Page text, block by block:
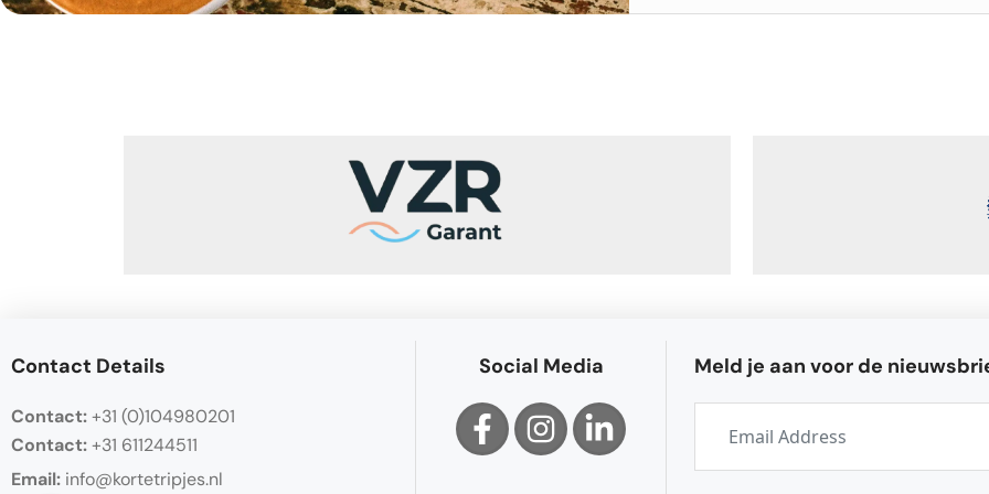
Contact Details
Contact:+31 (0)104980201
Contact:+31 611244511
Email: info@kortetripjes.nl
Social Media Meld je aan voor de